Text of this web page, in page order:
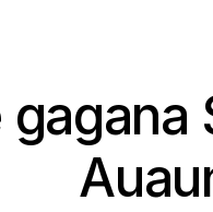
gagana